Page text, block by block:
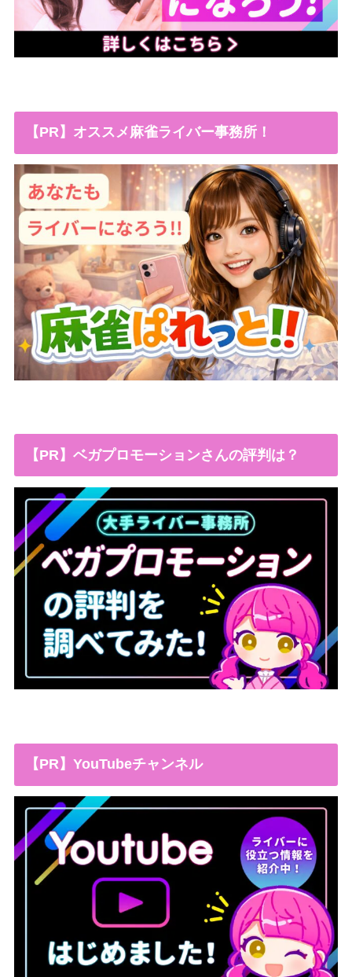
【PR】オススメ麻雀ライバー事務所！
【PR】ベガプロモーションさんの評判は？
【PR】YouTubeチャンネル